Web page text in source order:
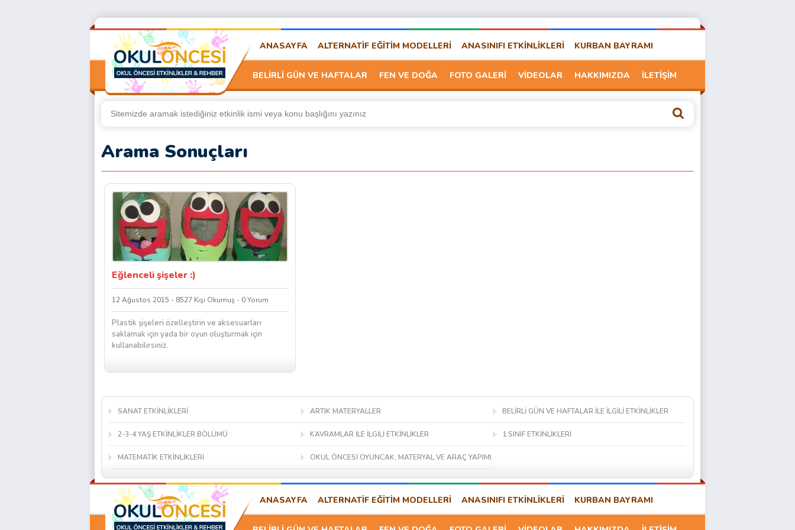
ANASAYFA ALTERNATİF EĞİTİM MODELLERİ ANASINIFI ETKİNLİKLERİ KURBAN BAYRAMI
BELİRLİ GÜN VE HAFTALAR FEN VE DOĞA FOTO GALERİ VİDEOLAR HAKKIMIZDA İLETİŞİM
Arama Sonuçları
Eğlenceli şişeler :)
12 Ağustos 2015 - 8527 Kişi Okumuş - 0 Yorum
Plastik şişeleri özelleştirin ve aksesuarları
saklamak için yada bir oyun oluşturmak için
kullanabilirsiniz.
SANAT ETKİNLİKLERİ ARTIK MATERYALLER BELİRLİ GÜN VE HAFTALAR İLE İLGİLİ ETKİNLİKLER
2-3-4 YAŞ ETKİNLİKLER BÖLÜMÜ KAVRAMLAR İLE İLGİLİ ETKİNLİKLER 1.SINIF ETKİNLİKLERİ
MATEMATİK ETKİNLİKLERİ OKUL ÖNCESİ OYUNCAK, MATERYAL VE ARAÇ YAPIMI
ANASAYFA ALTERNATİF EĞİTİM MODELLERİ ANASINIFI ETKİNLİKLERİ KURBAN BAYRAMI